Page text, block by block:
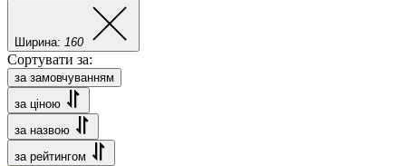
Ширина: 160
Сортувати за:
за замовчуванням
за ціною
за назвою
за рейтингом